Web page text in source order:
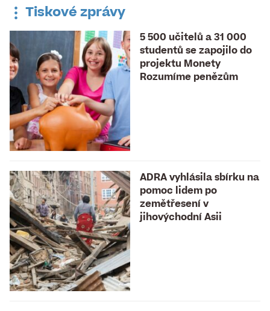
uzavřena
Tiskové zprávy
5 500 učitelů a 31 000
studentů se zapojilo do
projektu Monety
Rozumíme penězům
ADRA vyhlásila sbírku na
pomoc lidem po
zemětřesení v
jihovýchodní Asii